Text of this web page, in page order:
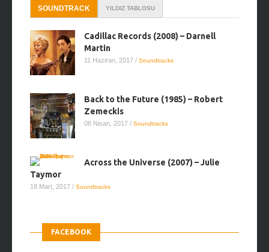
SOUNDTRACK YILDIZ TABLOSU
Cadillac Records (2008) – Darnell
Martin
11 Haziran, 2017 / Soundtracks
Back to the Future (1985) – Robert
Zemeckis
08 Nisan, 2017 / Soundtracks
Across the Universe (2007) – Julie
Taymor
18 Mart, 2017 / Soundtracks
FACEBOOK